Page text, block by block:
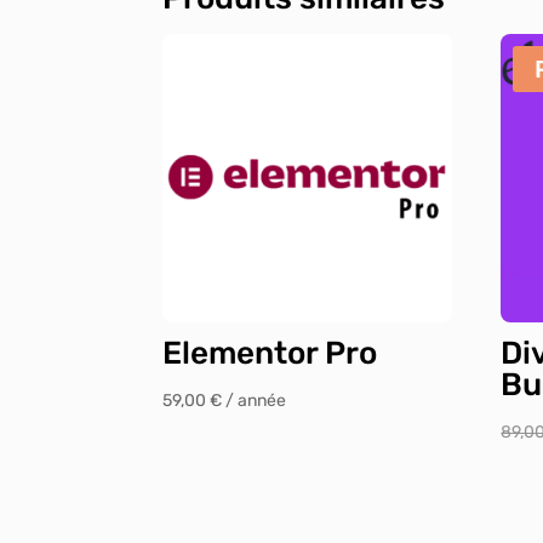
Elementor Pro
59,00€ / année